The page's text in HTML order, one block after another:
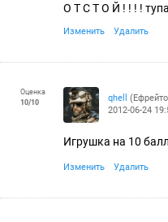
О Т С Т О Й ! ! ! !
Изменить Удалить
Оценка
10/10 qhell
2012-06-24
Игрушка на 10
Изменить Удалить